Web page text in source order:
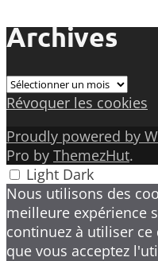
Archives
Archives
Révoquer les cookies
Proudly powered by
Pro by ThemezHut.
Light Dark
Nous utilisons des
meilleure expérience
continuez à utiliser
que vous acceptez